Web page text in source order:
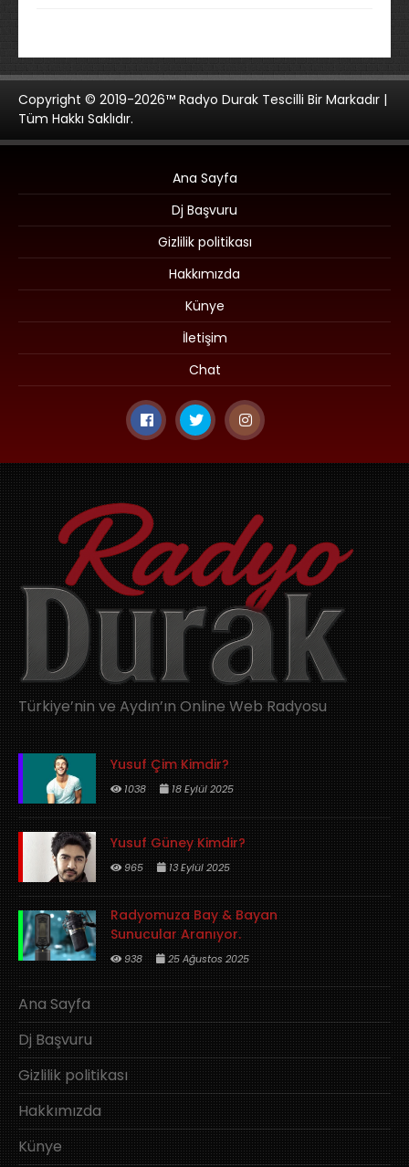
Copyright © 2019-2026™ Radyo Durak Tescilli Bir Markadır |
Tüm Hakkı Saklıdır.
Ana Sayfa
Dj Başvuru
Gizlilik politikası
Hakkımızda
Künye
İletişim
Chat
Türkiye’nin ve Aydın’ın Online Web Radyosu
Yusuf Çim Kimdir?
1038 18 Eylül 2025
Yusuf Güney Kimdir?
965 13 Eylül 2025
Radyomuza Bay & Bayan
Sunucular Aranıyor.
938 25 Ağustos 2025
Ana Sayfa
Dj Başvuru
Gizlilik politikası
Hakkımızda
Künye